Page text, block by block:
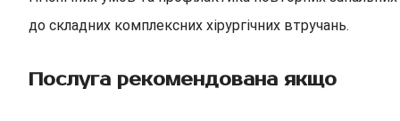
до складних комплексних хірургічних втручань.
Послуга рекомендована якщо